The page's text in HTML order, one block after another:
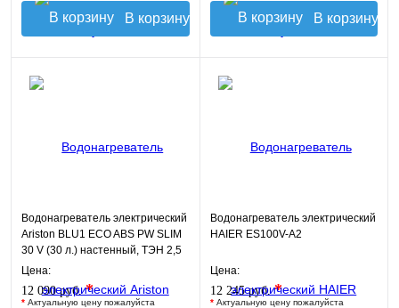
В корзину В корзину
Водонагреватель электрический
Ariston BLU1 ECO ABS PW SLIM
30 V (30 л.) настенный, ТЭН 2,5
кВт.
Цена:
12 090 руб.*
* Актуальную цену пожалуйста
Водонагреватель электрический
HAIER ES100V-A2
Цена:
12 245 руб.*
* Актуальную цену пожалуйста